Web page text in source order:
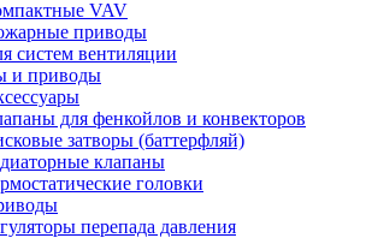
VAV
приводы
систем вентиляции
и приводы
для фенкойлов и конвекторов
затворы (баттерфляй)
клапаны
головки
перепада давления